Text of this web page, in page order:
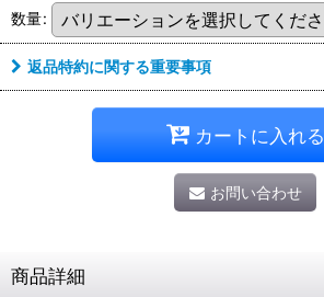
数量:
返品特約に関する重要事項
カートに入れる
お問い合わせ
商品詳細